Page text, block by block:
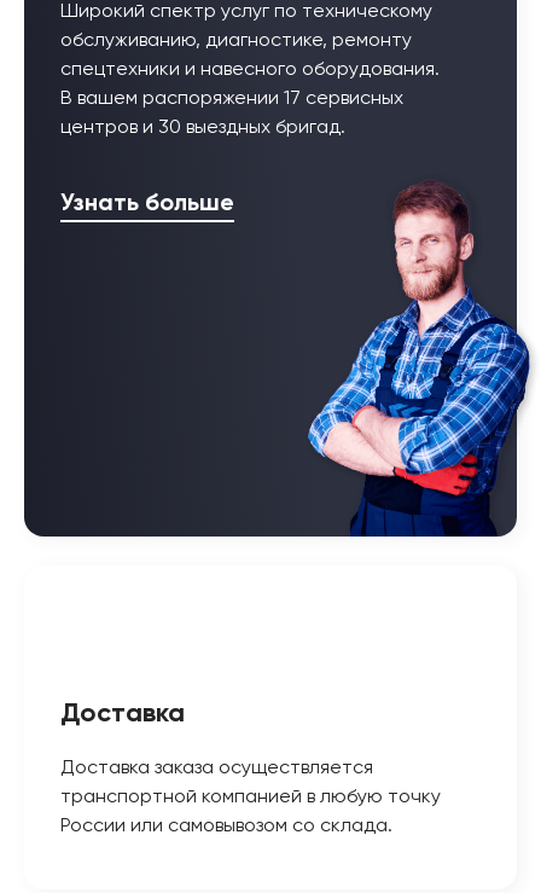
Широкий спектр услуг по техническому
обслуживанию, диагностике, ремонту
спецтехники и навесного оборудования.
В вашем распоряжении 17 сервисных
центров и 30 выездных бригад.
Узнать больше
Доставка
Доставка заказа осуществляется
транспортной компанией в любую точку
России или самовывозом со склада.